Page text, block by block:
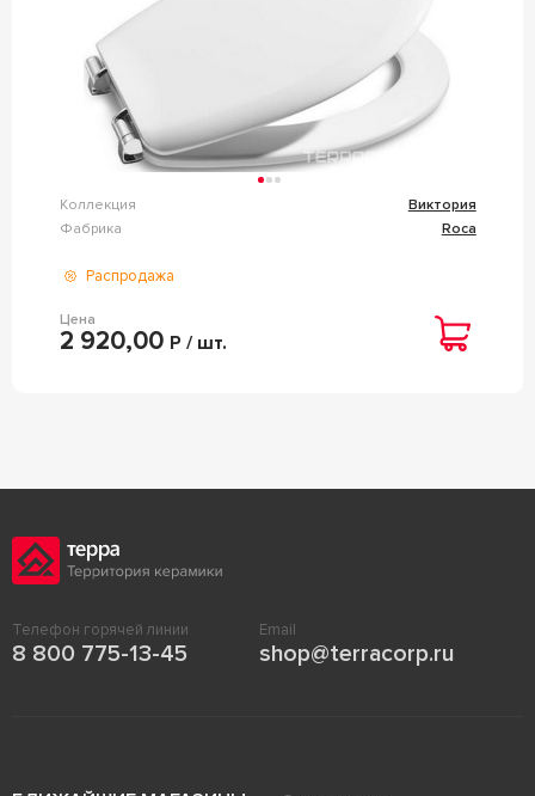
Коллекция
Виктория
Фабрика
Roca
Распродажа
Цена
2 920,00 Р / шт.
Телефон горячей линии
8 800 775-13-45
Email
shop@terracorp.ru